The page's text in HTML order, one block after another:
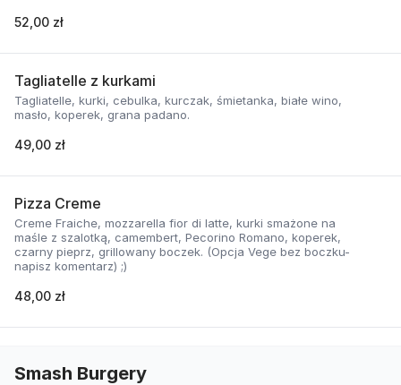
52,00 zł
Tagliatelle z kurkami
Tagliatelle, kurki, cebulka, kurczak, śmietanka, białe wino,
masło, koperek, grana padano.
49,00 zł
Pizza Creme
Creme Fraiche, mozzarella fior di latte, kurki smażone na
maśle z szalotką, camembert, Pecorino Romano, koperek,
czarny pieprz, grillowany boczek. (Opcja Vege bez boczku-
napisz komentarz) ;)
48,00 zł
Smash Burgery